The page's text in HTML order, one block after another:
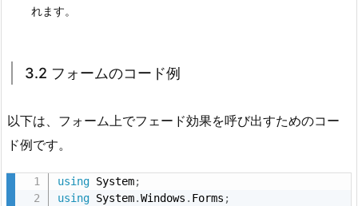
イ
ア
6.
ま
め
れます。
3.2 フォームのコード例
以下は、フォーム上でフェード効果を呼び出すためのコー
ド例です。
using System;
using System.Windows . Forms ;